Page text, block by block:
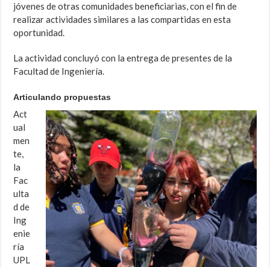
jóvenes de otras comunidades beneficiarias, con el fin de
realizar actividades similares a las compartidas en esta
oportunidad.
La actividad concluyó con la entrega de presentes de la
Facultad de Ingeniería.
Articulando propuestas
Act
ual
men
te,
la
Fac
ulta
d de
Ing
enie
ría
UPL